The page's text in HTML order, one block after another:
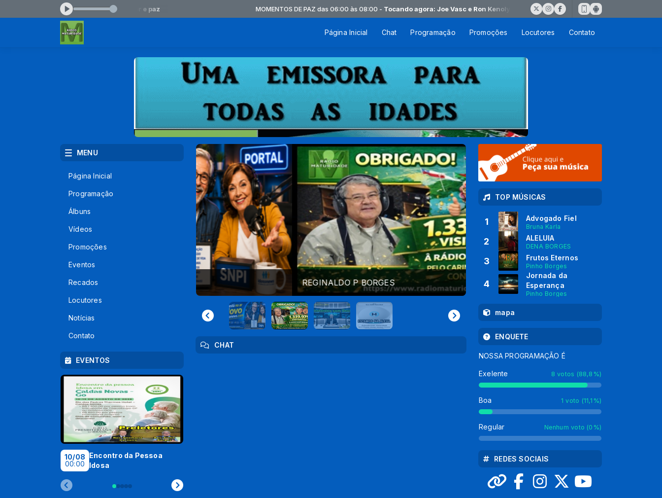
Joe Vasc e Ron Kenoly. Amor e paz MOMENTOS DE PAZ das 06:00 às 08:00 -Tocando agora: Joe Vasc e Ron Kenoly. Amor e paz
Página Inicial Chat Programação Promoções Locutores Contato
REGINALDO P BORGES Instantes com Deus
CHAT
MENU
Página Inicial
Programação
Álbuns
Vídeos
Promoções
Eventos
Recados
Locutores
Notícias
Contato
EVENTOS
10/08
00:00
Encontro da Pessoa
Idosa
I Encontro da Pessoa
Idosa
TOP MÚSICAS
1 Advogado Fiel
Bruna Karla
2 ALELUIA
DENA BORGES
3 Frutos Eternos
Pinho Borges
4
Jornada da
Esperança
Pinho Borges
mapa
ENQUETE
NOSSA PROGRAMAÇÃO É
Exelente 8 votos (88,8%)
Boa 1 voto (11,1%)
Regular Nenhum voto (0%)
REDES SOCIAIS